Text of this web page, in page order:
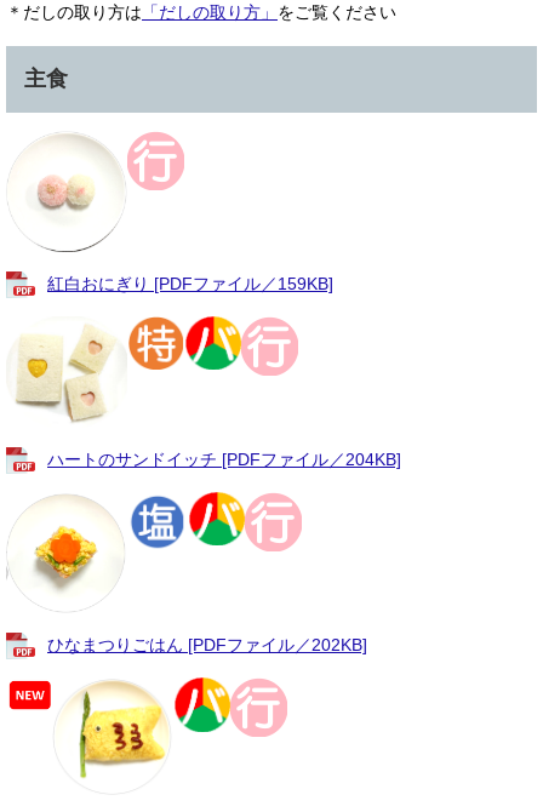
＊だしの取り方は 「だしの取り方」 をご覧ください
主食
紅白おにぎり [PDFファイル／159KB]
ハートのサンドイッチ [PDFファイル／204KB]
ひなまつりごはん [PDFファイル／202KB]